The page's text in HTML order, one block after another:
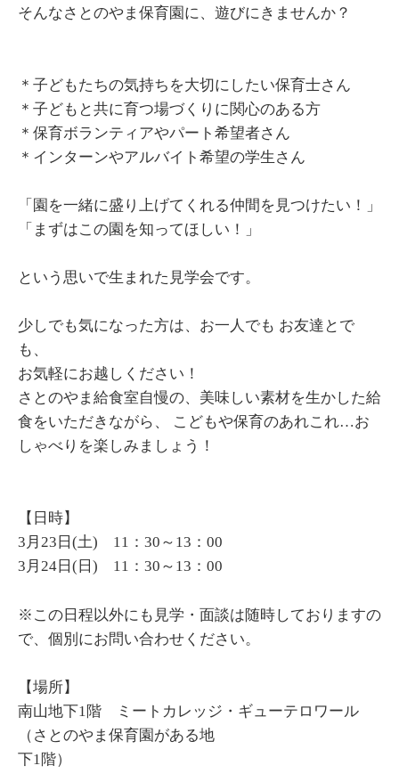
そんなさとのやま保育園に、遊びにきませんか？
＊子どもたちの気持ちを大切にしたい保育士さん
＊子どもと共に育つ場づくりに関心のある方
＊保育ボランティアやパート希望者さん
＊インターンやアルバイト希望の学生さん
「園を一緒に盛り上げてくれる仲間を見つけたい！」
「まずはこの園を知ってほしい！」
という思いで生まれた見学会です。
少しでも気になった方は、お一人でも お友達とで
も、
お気軽にお越しください！
さとのやま給食室自慢の、美味しい素材を生かした給
食をいただきながら、 こどもや保育のあれこれ…お
しゃべりを楽しみましょう！
【日時】
3月23日(土) 11：30～13：00
3月24日(日) 11：30～13：00
※この日程以外にも見学・面談は随時しておりますの
で、個別にお問い合わせください。
【場所】
南山地下1階 ミートカレッジ・ギューテロワール
（さとのやま保育園がある地
下1階）